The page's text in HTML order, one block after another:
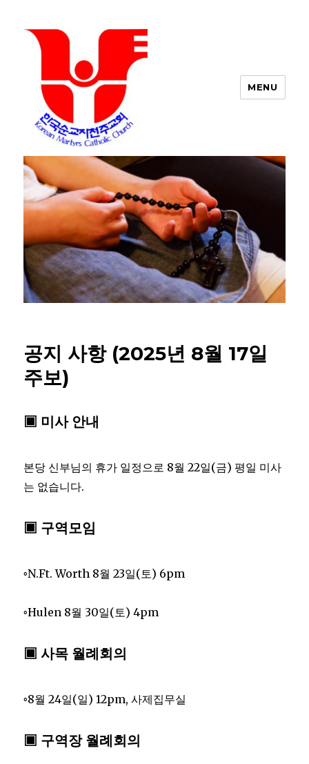
포트워스 한인 성당
MENU
공지 사항 (2025년 8월 17일
주보)
▣ 미사 안내
본당 신부님의 휴가 일정으로 8월 22일(금) 평일 미사
는 없습니다.
▣ 구역모임
◦N.Ft. Worth 8월 23일(토) 6pm
◦Hulen 8월 30일(토) 4pm
▣ 사목 월례회의
◦8월 24일(일) 12pm, 사제집무실
▣ 구역장 월례회의